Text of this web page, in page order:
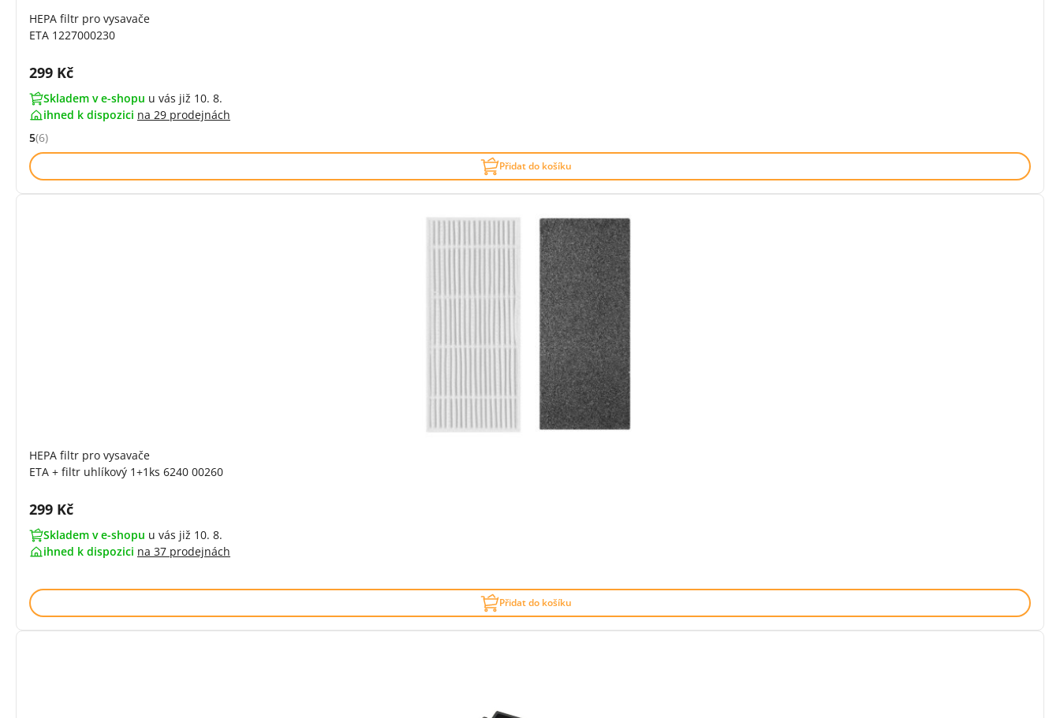
HEPA filtr pro vysavače
ETA 1227000230
Cena s DPH:
299 Kč
Skladem v e-shopu u vás již 10. 8.
ihned k dispozici na 29 prodejnách
Hodnocení: 5 z 5 (6 recenzí)
5(6)
Přidat do košíku
HEPA filtr pro vysavače
ETA + filtr uhlíkový 1+1ks 6240 00260
Cena s DPH:
299 Kč
Skladem v e-shopu u vás již 10. 8.
ihned k dispozici na 37 prodejnách
Přidat do košíku